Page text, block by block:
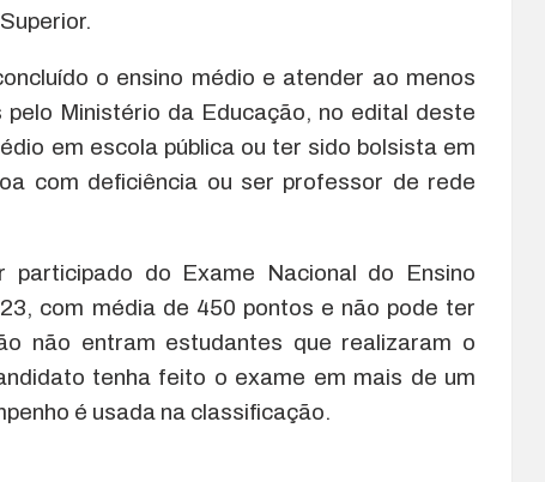
o ensino médio e atender ao menos
Ministério da Educação, no edital deste
em escola pública ou ter sido bolsista em
com deficiência ou ser professor de rede
do Exame Nacional do Ensino
com média de 450 pontos e não pode ter
não entram estudantes que realizaram o
tenha feito o exame em mais de um
é usada na classificação.